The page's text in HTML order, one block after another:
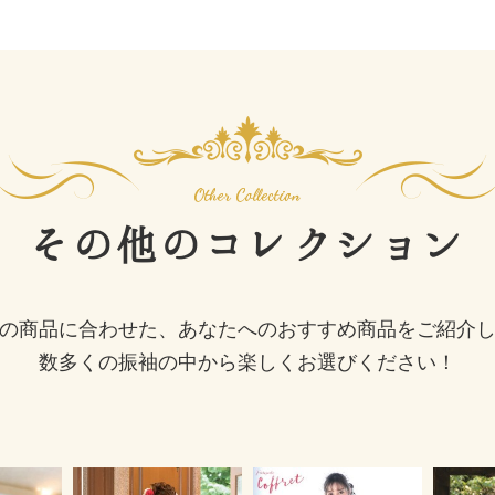
その他の コレクション
商品に合わせた、あなたへのおすすめ商品をご紹介
数多くの振袖の中から楽しくお選びください！